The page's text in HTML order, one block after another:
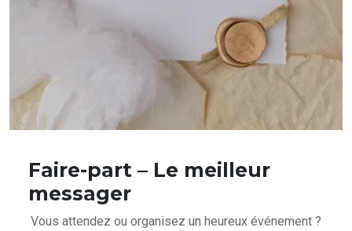
Faire-part – Le meilleur
messager
Vous attendez ou organisez un heureux événement ?